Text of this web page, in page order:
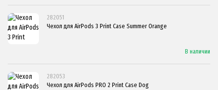
282051
Чехол для AirPods 3 Print Case Summer Orange
В наличии
282053
Чехол для AirPods PRO 2 Print Case Dog